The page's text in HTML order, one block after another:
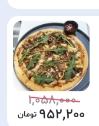
1,058,000
952,200